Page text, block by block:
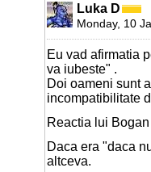
Luka D
Monday, 10
Eu vad afirmatia
va iubeste" .
Doi oameni sunt
incompatibilitate
Reactia lui
Daca era "daca
altceva.